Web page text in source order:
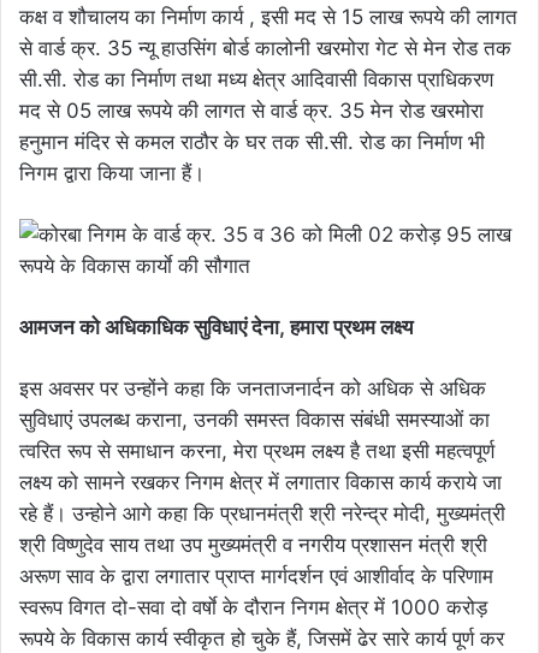
कक्ष व शौचालय का निर्माण कार्य , इसी मद से 15 लाख रूपये की लागत
से वार्ड क्र. 35 न्यू हाउसिंग बोर्ड कालोनी खरमोरा गेट से मेन रोड तक
सी.सी. रोड का निर्माण तथा मध्य क्षेत्र आदिवासी विकास प्राधिकरण
मद से 05 लाख रूपये की लागत से वार्ड क्र. 35 मेन रोड खरमोरा
हनुमान मंदिर से कमल राठौर के घर तक सी.सी. रोड का निर्माण भी
निगम द्वारा किया जाना हैं।
आमजन को अधिकाधिक सुविधाएं देना, हमारा प्रथम लक्ष्य
इस अवसर पर उन्होंने कहा कि जनताजनार्दन को अधिक से अधिक
सुविधाएं उपलब्ध कराना, उनकी समस्त विकास संबंधी समस्याओं का
त्वरित रूप से समाधान करना, मेरा प्रथम लक्ष्य है तथा इसी महत्वपूर्ण
लक्ष्य को सामने रखकर निगम क्षेत्र में लगातार विकास कार्य कराये जा
रहे हैं। उन्होने आगे कहा कि प्रधानमंत्री श्री नरेन्द्र मोदी, मुख्यमंत्री
श्री विष्णुदेव साय तथा उप मुख्यमंत्री व नगरीय प्रशासन मंत्री श्री
अरूण साव के द्वारा लगातार प्राप्त मार्गदर्शन एवं आशीर्वाद के परिणाम
स्वरूप विगत दो-सवा दो वर्षाे के दौरान निगम क्षेत्र में 1000 करोड़
रूपये के विकास कार्य स्वीकृत हो चुके हैं, जिसमें ढेर सारे कार्य पूर्ण कर